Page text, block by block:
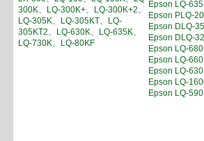
300K、LQ-300K+、LQ-300K+2、
LQ-305K、LQ-305KT、LQ-
305KT2、LQ-630K、LQ-635K、
LQ-730K、LQ-80KF
Epson LQ-
Epson PLQ-
Epson DLQ-
Epson DLQ-
Epson LQ-
Epson LQ-
Epson LQ-
Epson LQ-
Epson LQ-